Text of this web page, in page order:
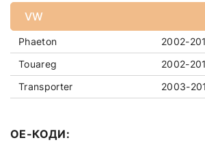
VW
Phaeton
2002-
Touareg
2002-
Transporter
2003-
OE-КОДИ: